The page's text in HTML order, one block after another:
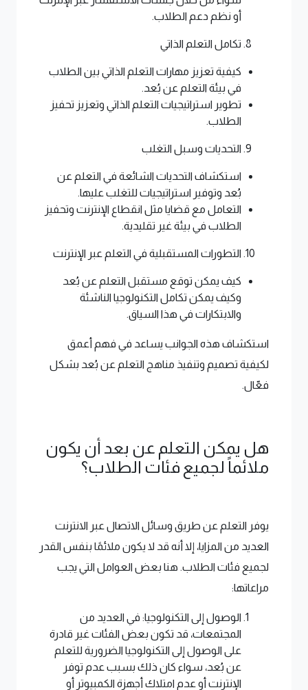
أو نظم دعم الطلاب.
تكامل التعلم الذاتي
كيفية تعزيز مهارات التعلم الذاتي بين الطلاب
في بيئة التعلم عن بُعد.
تطوير استراتيجيات التعلم الذاتي وتعزيز تحفيز
الطلاب.
التحديات وسبل التغلب
استكشاف التحديات الشائعة في التعلم عن
بُعد وتوفير استراتيجيات للتغلب عليها.
التعامل مع قضايا مثل انقطاع الإنترنت وتحفيز
الطلاب في بيئة غير تقليدية.
التطورات المستقبلية في التعلم عبر الإنترنت
كيف يمكن توقع مستقبل التعلم عن بُعد
وكيف يمكن تكامل التكنولوجيا الناشئة
والابتكارات في هذا السياق.
استكشاف هذه الجوانب يساعد في فهم أعمق
لكيفية تصميم وتنفيذ مناهج التعلم عن بُعد بشكل
فعّال.
هل يمكن التعلم عن بعد أن يكون
ملائماً لجميع فئات الطلاب؟
يوفر التعلم عن طريق وسائل الاتصال عبر الانترنت
العديد من المزايا، إلا أنه قد لا يكون ملائمًا بنفس القدر
لجميع فئات الطلاب. هنا بعض العوامل التي يجب
مراعاتها:
الوصول إلى التكنولوجيا: في العديد من
المجتمعات، قد تكون بعض الفئات غير قادرة
على الوصول إلى التكنولوجيا الضرورية للتعلم
عن بُعد، سواء كان ذلك بسبب عدم توفر
الإنترنت أو عدم امتلاك أجهزة الكمبيوتر أو